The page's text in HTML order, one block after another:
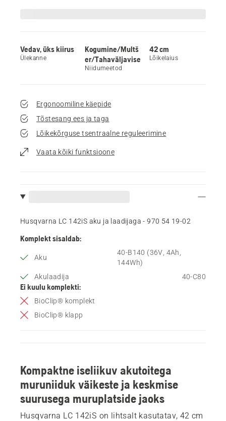
Vedav, üks kiirus
Ülekanne
Kogumine/Multš
er/Tahaväljavise
Niidumeetod
42 cm
Lõikelaius
Ergonoomiline käepide
Tõstesang ees ja taga
Lõikekõrguse tsentraalne reguleerimine
Vaata kõiki funktsioone
Husqvarna LC 142iS aku ja laadijaga - 970 54 19‑02
Komplekt sisaldab:
Aku
40-B140 (36V, 4Ah,
144Wh)
Akulaadija
40-C80
Ei kuulu komplekti:
BioClip® komplekt
BioClip® klapp
Kompaktne iseliikuv akutoitega
muruniiduk väikeste ja keskmise
suurusega muruplatside jaoks
Husqvarna LC 142iS on lihtsalt kasutatav, 42 cm